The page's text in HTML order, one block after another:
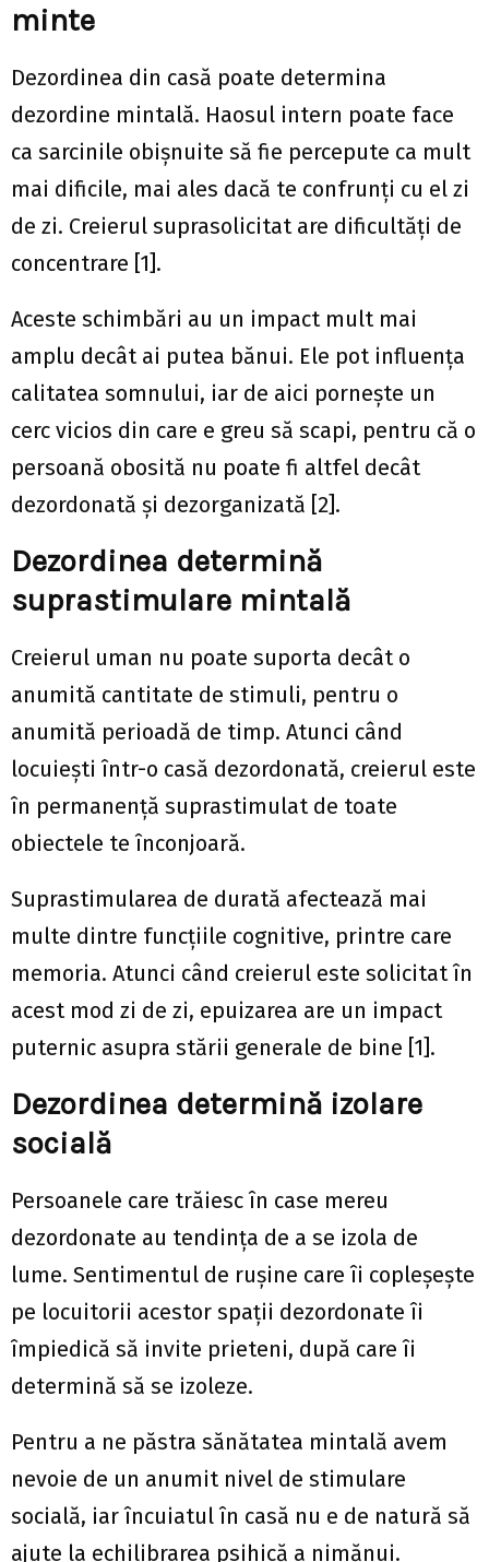
minte
Dezordinea din casă poate determina
dezordine mintală. Haosul intern poate face
ca sarcinile obișnuite să fie percepute ca mult
mai dificile, mai ales dacă te confrunți cu el zi
de zi. Creierul suprasolicitat are dificultăți de
concentrare [1].
Aceste schimbări au un impact mult mai
amplu decât ai putea bănui. Ele pot influența
calitatea somnului, iar de aici pornește un
cerc vicios din care e greu să scapi, pentru că o
persoană obosită nu poate fi altfel decât
dezordonată și dezorganizată [2].
Dezordinea determină
suprastimulare mintală
Creierul uman nu poate suporta decât o
anumită cantitate de stimuli, pentru o
anumită perioadă de timp. Atunci când
locuiești într-o casă dezordonată, creierul este
în permanență suprastimulat de toate
obiectele te înconjoară.
Suprastimularea de durată afectează mai
multe dintre funcțiile cognitive, printre care
memoria. Atunci când creierul este solicitat în
acest mod zi de zi, epuizarea are un impact
puternic asupra stării generale de bine [1].
Dezordinea determină izolare
socială
Persoanele care trăiesc în case mereu
dezordonate au tendința de a se izola de
lume. Sentimentul de rușine care îi copleșește
pe locuitorii acestor spații dezordonate îi
împiedică să invite prieteni, după care îi
determină să se izoleze.
Pentru a ne păstra sănătatea mintală avem
nevoie de un anumit nivel de stimulare
socială, iar încuiatul în casă nu e de natură să
ajute la echilibrarea psihică a nimănui.